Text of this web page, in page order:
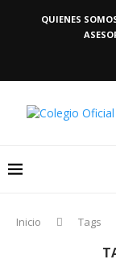
QUIENES
Inicio Tags